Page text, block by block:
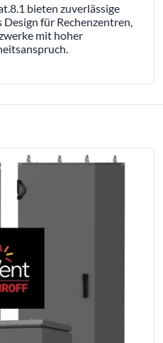
bieten zuverlässige
für Rechenzentren,
mit hoher